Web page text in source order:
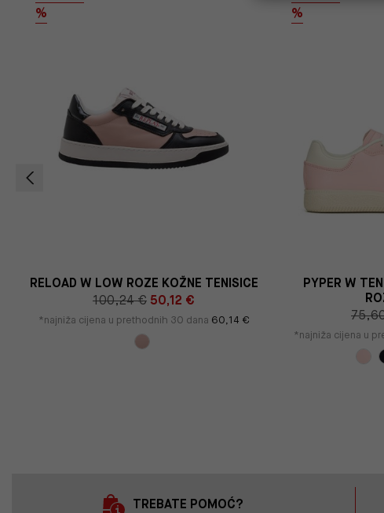
%
RELOAD W LOW ROZE KOŽNE TENISICE
100,24 € 50,12 €
*najniža cijena u prethodnih 30 dana 60,14 €
%
PYPER W
*najniža cijena u
TREBATE POMOĆ?